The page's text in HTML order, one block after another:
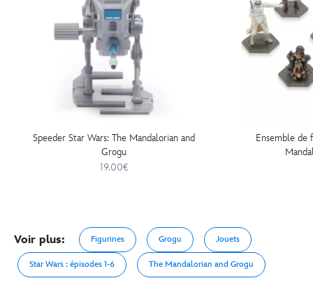
Speeder Star Wars: The Mandalorian and
Grogu
19.00€
Ensemble de
Voir plus: Figurines Grogu Jouets
Star Wars : épisodes 1-6 The Mandalorian and Grogu